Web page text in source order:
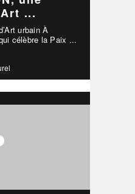
...
urbain À
célèbre la Paix ...